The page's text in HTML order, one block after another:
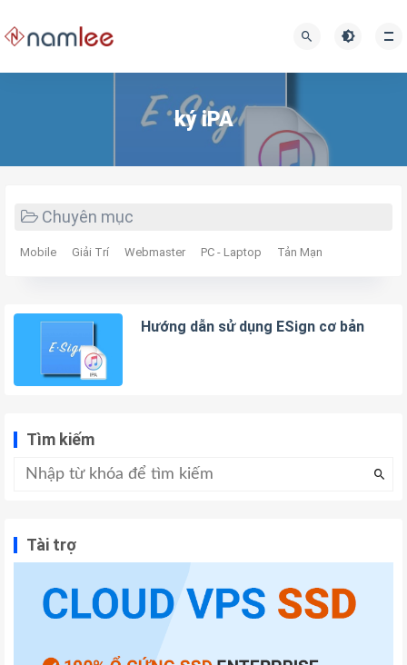
ký iPA
Chuyên mục
Mobile Giải Trí Webmaster PC - Laptop Tản Mạn
Hướng dẫn sử dụng ESign cơ bản
Tìm kiếm
Tài trợ